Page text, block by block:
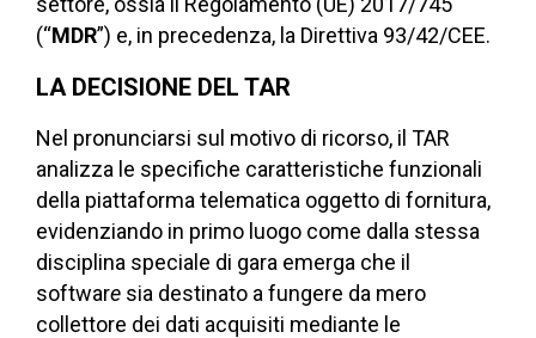
(“MDR”) e, in precedenza, la Direttiva 93/42/CEE.
LA DECISIONE DEL TAR
Nel pronunciarsi sul motivo di ricorso, il TAR
analizza le specifiche caratteristiche funzionali
della piattaforma telematica oggetto di fornitura,
evidenziando in primo luogo come dalla stessa
disciplina speciale di gara emerga che il
software sia destinato a fungere da mero
collettore dei dati acquisiti mediante le